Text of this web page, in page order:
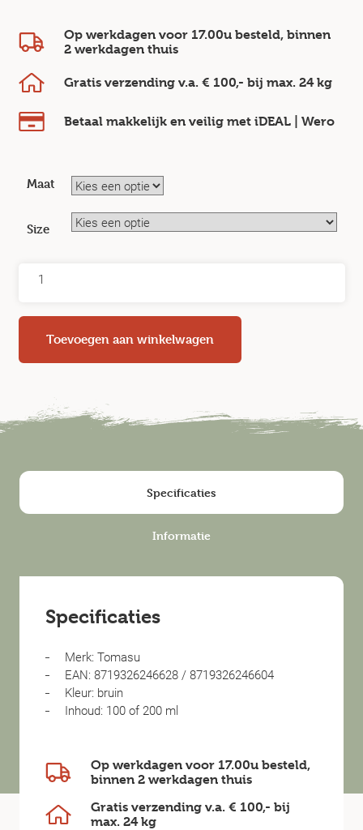
Op werkdagen voor 17.00u besteld, binnen
2 werkdagenthuis
Gratis verzending v.a. € 100,- bij max. 24 kg
Betaal makkelijk en veilig met iDEAL | Wero
Maat
Size
Toevoegen aan winkelwagen
Specificaties
Informatie
Specificaties
Merk: Tomasu
EAN: 8719326246628 / 8719326246604
Kleur: bruin
Inhoud: 100 of 200 ml
Op werkdagen voor 17.00u besteld,
binnen 2 werkdagen thuis
Gratis verzending v.a. € 100,- bij
max. 24 kg